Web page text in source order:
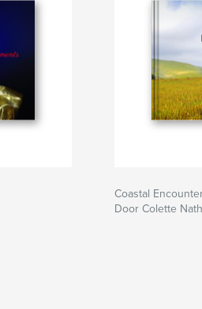
Coastal
Door Colette